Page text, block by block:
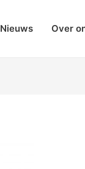
Nieuws Over